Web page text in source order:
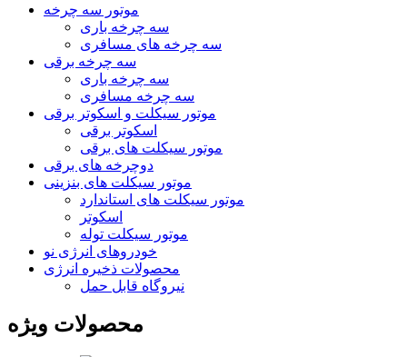
موتور سه چرخه
سه چرخه باری
سه چرخه های مسافری
سه چرخه برقی
سه چرخه باری
سه چرخه مسافری
موتور سیکلت و اسکوتر برقی
اسکوتر برقی
موتور سیکلت های برقی
دوچرخه های برقی
موتور سیکلت های بنزینی
موتور سیکلت های استاندارد
اسکوتر
موتور سیکلت توله
خودروهای انرژی نو
محصولات ذخیره انرژی
نیروگاه قابل حمل
محصولات ویژه